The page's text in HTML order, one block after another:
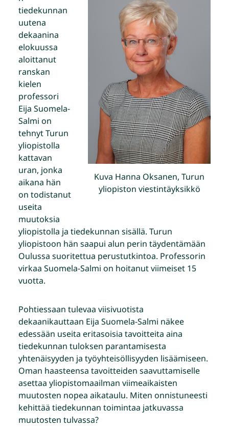
Kuva Hanna Oksanen, Turun
yliopiston viestintäyksikkö
tiedekunnan
uutena
dekaanina
elokuussa
aloittanut
ranskan
kielen
professori
Eija Suomela-
Salmi on
tehnyt Turun
yliopistolla
kattavan
uran, jonka
aikana hän
on todistanut
useita
muutoksia
yliopistolla ja tiedekunnan sisällä. Turun
yliopistoon hän saapui alun perin täydentämään
Oulussa suoritettua perustutkintoa. Professorin
virkaa Suomela-Salmi on hoitanut viimeiset 15
vuotta.
Pohtiessaan tulevaa viisivuotista
dekaanikauttaan Eija Suomela-Salmi näkee
edessään useita eritasoisia tavoitteita aina
tiedekunnan tuloksen parantamisesta
yhtenäisyyden ja työyhteisöllisyyden lisäämiseen.
Oman haasteensa tavoitteiden saavuttamiselle
asettaa yliopistomaailman viimeaikaisten
muutosten nopea aikataulu. Miten onnistuneesti
kehittää tiedekunnan toimintaa jatkuvassa
muutosten tulvassa?